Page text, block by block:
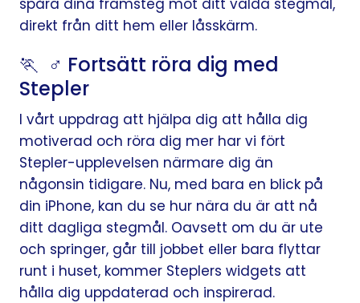
spåra dina framsteg mot ditt valda stegmål,
direkt från ditt hem eller låsskärm.
🏃 ‍ ♂️ Fortsätt röra dig med
Stepler
I vårt uppdrag att hjälpa dig att hålla dig
motiverad och röra dig mer har vi fört
Stepler-upplevelsen närmare dig än
någonsin tidigare. Nu, med bara en blick på
din iPhone, kan du se hur nära du är att nå
ditt dagliga stegmål. Oavsett om du är ute
och springer, går till jobbet eller bara flyttar
runt i huset, kommer Steplers widgets att
hålla dig uppdaterad och inspirerad.